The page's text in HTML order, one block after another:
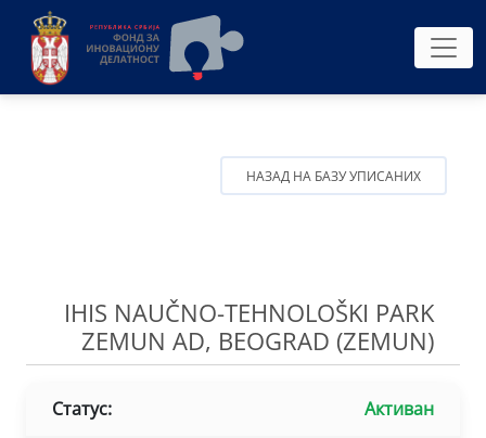
НАЗАД НА БАЗУ УПИСАНИХ
IHIS NAUČNO-TEHNOLOŠKI PARK
ZEMUN AD, BEOGRAD (ZEMUN)
Статус: Активан